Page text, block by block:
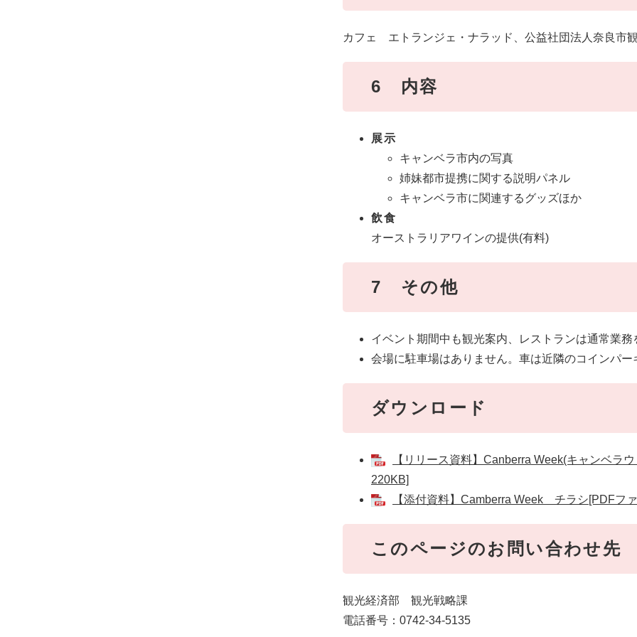
カフェ エトランジェ・ナラッド、公益社団法人奈良市
6 内容
展示
キャンベラ市内の写真
姉妹都市提携に関する説明パネル
キャンベラ市に関連するグッズほか
飲食
オーストラリアワインの提供(有料)
7 その他
イベント期間中も観光案内、レストランは通常業務
会場に駐車場はありません。車は近隣のコインパ
ダウンロード
【リリース資料】Canberra Week(キャンベラ
220KB]
【添付資料】Camberra Week チラシ[PDFフ
このページのお問い合わせ先
観光経済部 観光戦略課
電話番号：0742-34-5135